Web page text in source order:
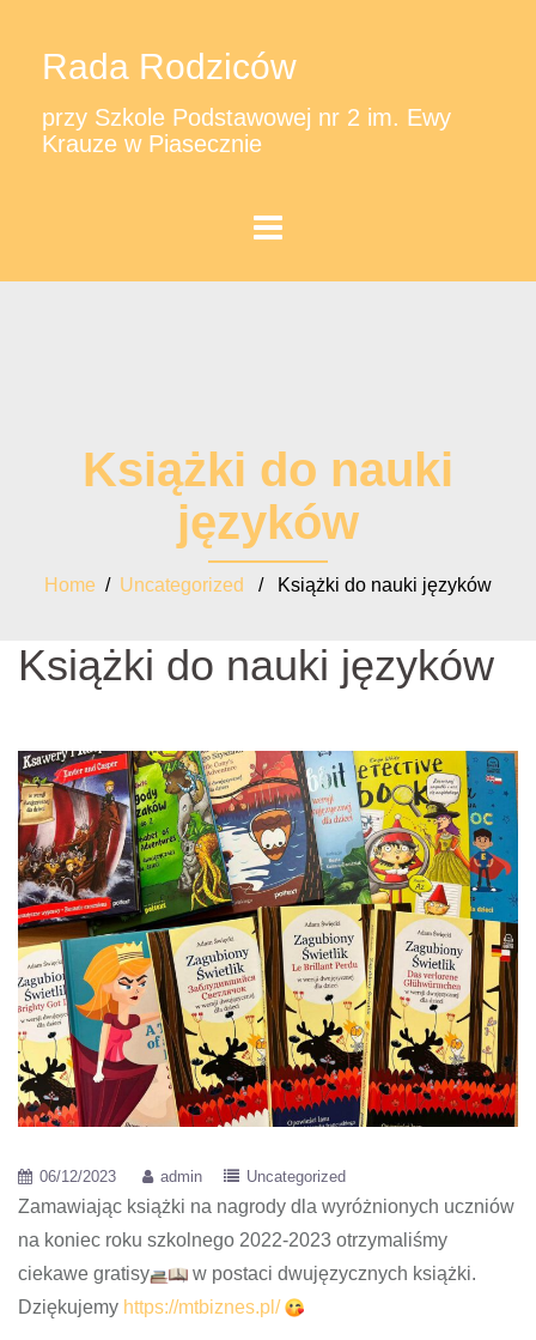
Rada Rodziców
przy Szkole Podstawowej nr 2 im. Ewy
Krauze w Piasecznie
Książki do nauki
języków
Home / Uncategorized / Książki do nauki języków
Książki do nauki języków
06/12/2023 admin Uncategorized
Zamawiając książki na nagrody dla wyróżnionych uczniów
na koniec roku szkolnego 2022-2023 otrzymaliśmy
ciekawe gratisy
w postaci dwujęzycznych książki.
Dziękujemy https://mtbiznes.pl/